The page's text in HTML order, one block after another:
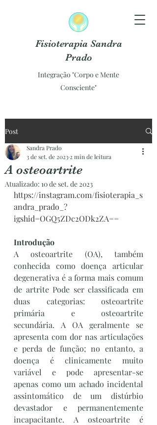
Fisioterapia Sandra
Prado
Integração "Corpo e Mente
Consciente"
Post
A osteoartrite
Sandra Prado
3 de set. de 2023 2 min de leitura
Atualizado: 10 de set. de 2023
https://instagram.com/fisioterapia_s
andra_prado_?
igshid=OGQ5ZDc2ODk2ZA==
Introdução
A osteoartrite (OA), também
conhecida como doença articular
degenerativa é a forma mais comum
de artrite Pode ser classificada em
duas categorias: osteoartrite
primária e osteoartrite
secundária. A OA geralmente se
apresenta com dor nas articulações
e perda de função; no entanto, a
doença é clinicamente muito
variável e pode apresentar-se
apenas como um achado incidental
assintomático de um distúrbio
devastador e permanentemente
incapacitante. A osteoartrite é